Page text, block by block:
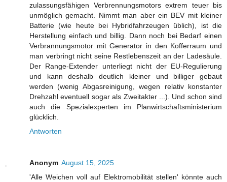
zulassungsfähigen Verbrennungsmotors extrem teuer bis
unmöglich gemacht. Nimmt man aber ein BEV mit kleiner
Batterie (wie heute bei Hybridfahrzeugen üblich), ist die
Herstellung einfach und billig. Dann noch bei Bedarf einen
Verbrannungsmotor mit Generator in den Kofferraum und
man verbringt nicht seine Restlebenszeit an der Ladesäule.
Der Range-Extender unterliegt nicht der EU-Regulierung
und kann deshalb deutlich kleiner und billiger gebaut
werden (wenig Abgasreinigung, wegen relativ konstanter
Drehzahl eventuell sogar als Zweitakter ...). Und schon sind
auch die Spezialexperten im Planwirtschaftsministerium
glücklich.
Antworten
Anonym August 15, 2025
'Alle Weichen voll auf Elektromobilität stellen' könnte auch